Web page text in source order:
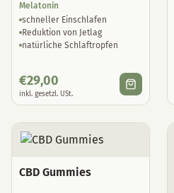
Melatonin
schneller Einschlafen
Reduktion von Jetlag
natürliche Schlaftropfen
€29,00
inkl. gesetzl. USt.
CBD Gummies